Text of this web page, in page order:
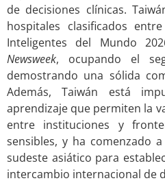
de decisiones clínicas.
hospitales clasificados
Inteligentes del Mundo
Newsweek, ocupando el
demostrando una sólida
Además, Taiwán está
aprendizaje que permiten la
entre instituciones y
sensibles, y ha comenzado
sudeste asiático para
intercambio internacional de